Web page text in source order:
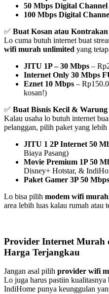
50 Mbps Digital Channel
100 Mbps Digital
✅ Buat Kosan atau Kontrakan
Lo cuma butuh internet buat
wifi murah unlimited yang
JITU 1P – 30 Mbps –
Internet Only 30 Mbps
Eznet 10 Mbps –
kosan!)
✅ Buat Bisnis Kecil &
Kalau usaha lo butuh internet
pelanggan, pilih paket yang lebih
JITU 1 2P Internet 50
Biaya Pasang)
Movie Premium 1P 50
Disney+ Hotstar, &
Paket Gamer 3P 50 Mbps
Lo bisa pilih modem wifi murah
area lebih luas kalau rumah atau
Provider Internet Murah
Harga Terjangkau
Jangan asal pilih provider wifi
Lo juga harus pastiin kualitasnya
IndiHome punya keunggulan